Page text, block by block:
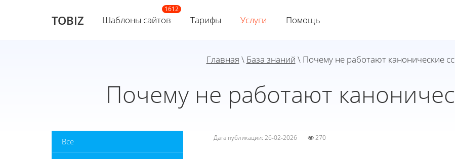
TOBIZ Шаблоны сайтов Тарифы Услуги Помощь
Главная \ База знаний \ Почему не работают канонические
Почему не работают
Все Дата публикации: 26-02-2026 270